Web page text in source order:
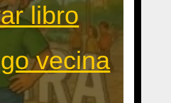
libro
vecina